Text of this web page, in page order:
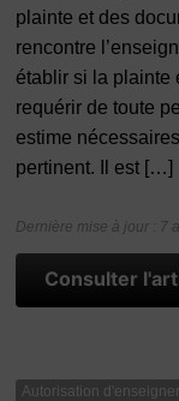
plainte et des
rencontre
établir si la plainte
requérir de toute
estime
pertinent. Il est […]
Dernière mise à jour : 7
Consulter
Autorisation d'enseigner